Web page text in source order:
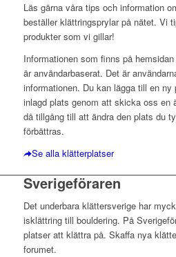
Läs gärna våra tips och information
beställer klättringsprylar på nätet. Vi
produkter som vi gillar!
Informationen som finns på
är användarbaserat. Det är
informationen. Du kan lägga till en ny
inlagd plats genom att skicka oss en
då tillgång till att ändra den plats du
förbättras.
Se alla klätterplatser
Sverigeföraren
Det underbara klättersverige har
isklättring till bouldering. På
platser att klättra på. Skaffa nya
forumet.